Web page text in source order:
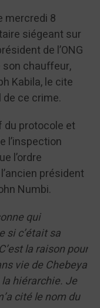
mercredi 8
siégeant sur
de l’ONG
son chauffeur,
Kabila, le cite
ce crime.
du protocole et
l’inspection
l’ordre
président
Numbi.
qui
si c’était sa
la raison pour
vie de Chebeya
la hiérarchie. Je
cité le nom du